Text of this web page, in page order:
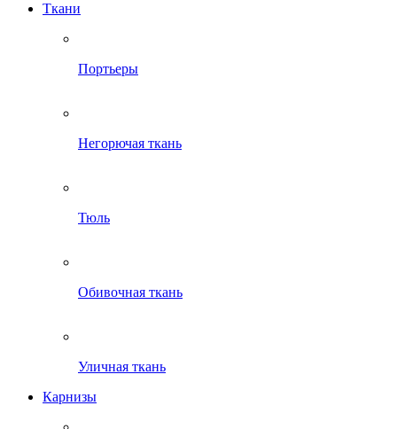
Ткани
Портьеры
Негорючая ткань
Тюль
Обивочная ткань
Уличная ткань
Карнизы